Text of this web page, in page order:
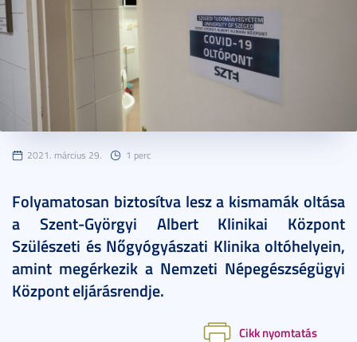
2021. március 29. 1 perc
Folyamatosan biztosítva lesz a kismamák oltása
a Szent-Györgyi Albert Klinikai Központ
Szülészeti és Nőgyógyászati Klinika oltóhelyein,
amint megérkezik a Nemzeti Népegészségügyi
Központ eljárásrendje.
Cikk nyomtatás